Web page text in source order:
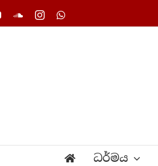
YouTubeSoundCloud
InstagramWhatsApp
ධර්මය